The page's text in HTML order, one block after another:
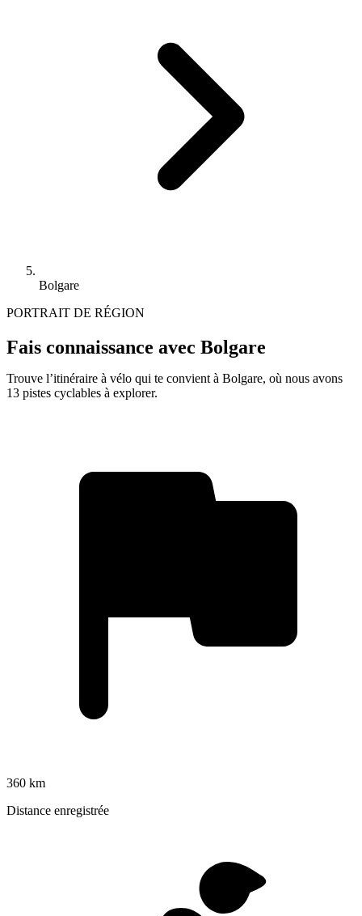
Bolgare
PORTRAIT DE RÉGION
Fais connaissance avec Bolgare
Trouve l’itinéraire à vélo qui te convient à Bolgare, où nous avons
13 pistes cyclables à explorer.
360 km
Distance enregistrée